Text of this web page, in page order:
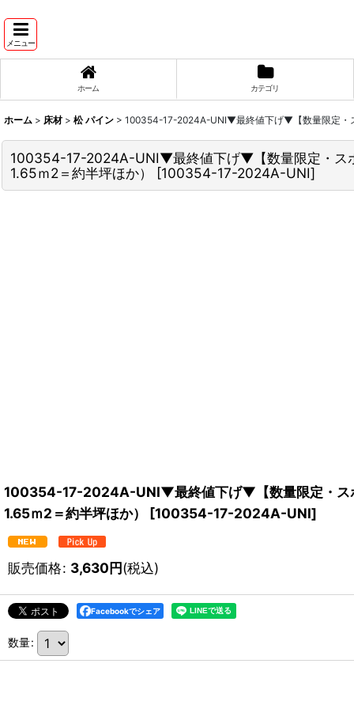
メニュー
ホーム カテゴリ
ホーム > 床材 > 松 パイン > 100354-17-2024A-UNI▼最終値下げ▼【数量限定・
100354-17-2024A-UNI▼最終値下げ▼【数量限定・ス
1.65ｍ2＝約半坪ほか）
[100354-17-2024A-UNI]
100354-17-2024A-UNI▼最終値下げ▼【数量限定・ス
1.65ｍ2＝約半坪ほか）
[100354-17-2024A-UNI]
販売価格: 3,630円(税込)
Facebookでシェア
数量: